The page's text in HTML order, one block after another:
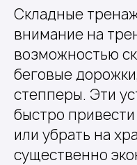
Складные
внимание на
возможностью
беговые
степперы. Эти
быстро
или убрать на
существенно